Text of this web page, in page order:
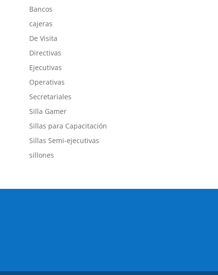
Bancos
cajeras
De Visita
Directivas
Ejecutivas
Operativas
Secretariales
Silla Gamer
Sillas para Capacitación
Sillas Semi-ejecutivas
sillones